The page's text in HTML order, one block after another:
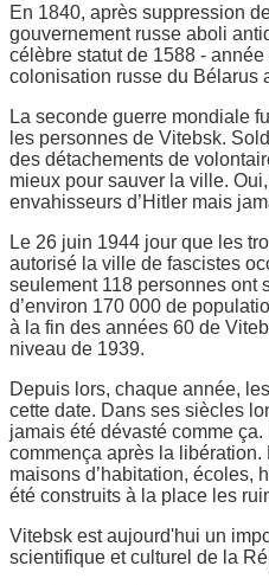
En 1840, après suppression
gouvernement russe aboli
célèbre statut de 1588 -
colonisation russe du Bélarus
La seconde guerre mondiale
les personnes de Vitebsk.
des détachements de
mieux pour sauver la ville.
envahisseurs d’Hitler mais
Le 26 juin 1944 jour que les
autorisé la ville de fascistes
seulement 118 personnes ont
d’environ 170 000 de
à la fin des années 60 de
niveau de 1939.
Depuis lors, chaque année,
cette date. Dans ses siècles
jamais été dévasté comme
commença après la
maisons d’habitation, écoles,
été construits à la place les
Vitebsk est aujourd'hui un
scientifique et culturel de la